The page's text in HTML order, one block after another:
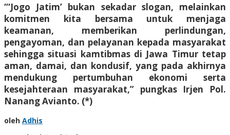
“‘Jogo Jatim’ bukan sekadar slogan, melainkan
komitmen kita bersama untuk menjaga
keamanan, memberikan perlindungan,
pengayoman, dan pelayanan kepada masyarakat
sehingga situasi kamtibmas di Jawa Timur tetap
aman, damai, dan kondusif, yang pada akhirnya
mendukung pertumbuhan ekonomi serta
kesejahteraan masyarakat,” pungkas Irjen Pol.
Nanang Avianto. (*)
oleh Adhis